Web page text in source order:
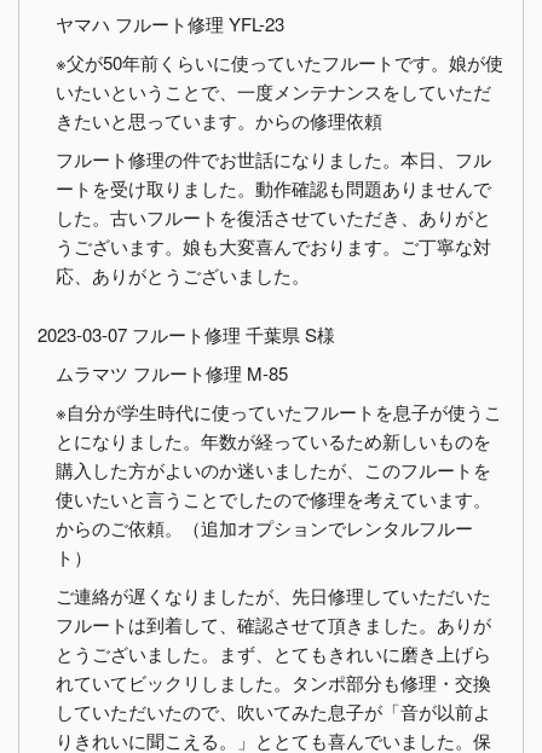
ヤマハ フルート修理 YFL-23
※父が50年前くらいに使っていたフルートです。娘が使
いたいということで、一度メンテナンスをしていただ
きたいと思っています。からの修理依頼
フルート修理の件でお世話になりました。本日、フル
ートを受け取りました。動作確認も問題ありませんで
した。古いフルートを復活させていただき、ありがと
うございます。娘も大変喜んでおります。ご丁寧な対
応、ありがとうございました。
2023-03-07 フルート修理 千葉県 S様
ムラマツ フルート修理 M-85
※自分が学生時代に使っていたフルートを息子が使うこ
とになりました。年数が経っているため新しいものを
購入した方がよいのか迷いましたが、このフルートを
使いたいと言うことでしたので修理を考えています。
からのご依頼。（追加オプションでレンタルフルー
ト）
ご連絡が遅くなりましたが、先日修理していただいた
フルートは到着して、確認させて頂きました。ありが
とうございました。まず、とてもきれいに磨き上げら
れていてビックリしました。タンポ部分も修理・交換
していただいたので、吹いてみた息子が「音が以前よ
りきれいに聞こえる。」ととても喜んでいました。保